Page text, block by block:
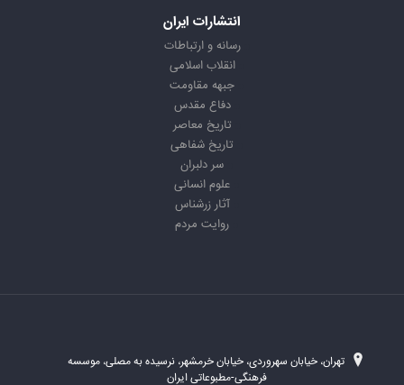
انتشارات ایران
رسانه و ارتباطات
انقلاب اسلامی
جبهه مقاومت
دفاع مقدس
تاریخ معاصر
تاریخ شفاهی
سر دلبران
علوم انسانی
آثار زرشناس
روایت مردم
تهران، خیابان سهروردی، خیابان خرمشهر، نرسیده به مصلی، موسسه
فرهنگی-مطبوعاتی ایران